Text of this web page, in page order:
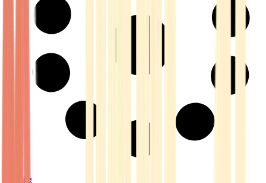
Strains